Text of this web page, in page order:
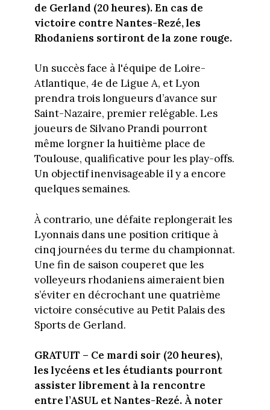
de Gerland (20 heures). En cas de
victoire contre Nantes-Rezé, les
Rhodaniens sortiront de la zone rouge.
Un succès face à l'équipe de Loire-
Atlantique, 4e de Ligue A, et Lyon
prendra trois longueurs d’avance sur
Saint-Nazaire, premier relégable. Les
joueurs de Silvano Prandi pourront
même lorgner la huitième place de
Toulouse, qualificative pour les play-offs.
Un objectif inenvisageable il y a encore
quelques semaines.
À contrario, une défaite replongerait les
Lyonnais dans une position critique à
cinq journées du terme du championnat.
Une fin de saison couperet que les
volleyeurs rhodaniens aimeraient bien
s’éviter en décrochant une quatrième
victoire consécutive au Petit Palais des
Sports de Gerland.
GRATUIT – Ce mardi soir (20 heures),
les lycéens et les étudiants pourront
assister librement à la rencontre
entre l’ASUL et Nantes-Rezé. À noter